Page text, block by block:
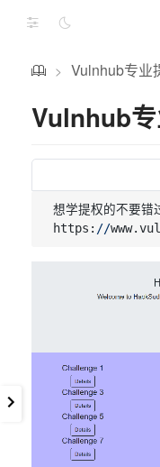
> Vulnhub专业
Vulnhub
想学提权的不要错
https: //